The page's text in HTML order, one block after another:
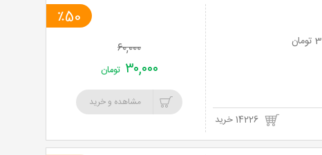
14226 خرید
٪50
۶۰,۰۰۰
۳۰,۰۰۰ تومان
مشاهده و خرید